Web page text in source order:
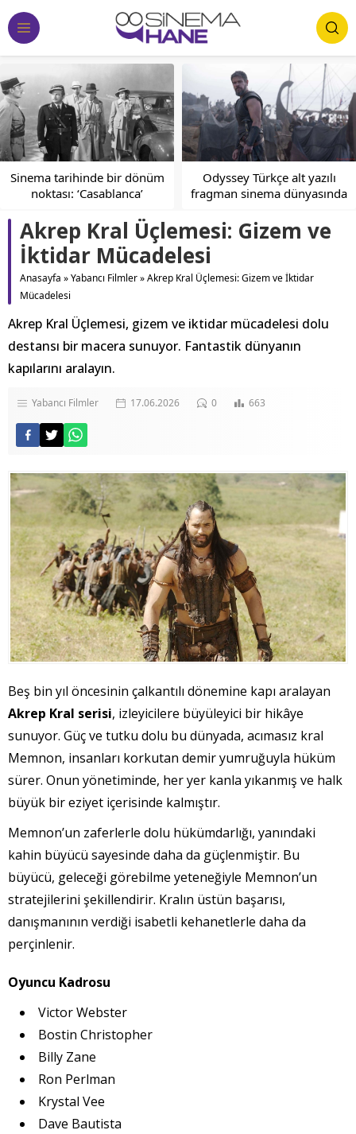
Odyssey Türkçe alt yazılı
fragman sinema dünyasında
Ölmeden Önce İzlenmesi
Gereken Filmler: Sinema
Akrep Kral Üçlemesi: Gizem ve
İktidar Mücadelesi
Anasayfa »Yabancı Filmler»Akrep Kral Üçlemesi: Gizem ve İktidar
Mücadelesi
Akrep Kral Üçlemesi, gizem ve iktidar mücadelesi dolu
destansı bir macera sunuyor. Fantastik dünyanın
kapılarını aralayın.
Yabancı Filmler 17.06.2026 0 663
Beş bin yıl öncesinin çalkantılı dönemine kapı aralayan
Akrep Kral serisi, izleyicilere büyüleyici bir hikâye
sunuyor. Güç ve tutku dolu bu dünyada, acımasız kral
Memnon, insanları korkutan demir yumruğuyla hüküm
sürer. Onun yönetiminde, her yer kanla yıkanmış ve halk
büyük bir eziyet içerisinde kalmıştır.
Memnon’un zaferlerle dolu hükümdarlığı, yanındaki
kahin büyücü sayesinde daha da güçlenmiştir. Bu
büyücü, geleceği görebilme yeteneğiyle Memnon’un
stratejilerini şekillendirir. Kralın üstün başarısı,
danışmanının verdiği isabetli kehanetlerle daha da
perçinlenir.
Oyuncu Kadrosu
Victor Webster
Bostin Christopher
Billy Zane
Ron Perlman
Krystal Vee
Dave Bautista